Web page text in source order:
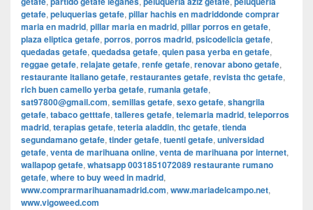
getafe, peluquerias getafe, pillar hachis en madriddonde comprar
maria en madrid, pillar maria en madrid, pillar porros en getafe,
plaza eliptica getafe, porros, porros madrid, psicodelicia getafe,
quedadas getafe, quedadsa getafe, quien pasa yerba en getafe,
reggae getafe, relajate getafe, renfe getafe, renovar abono getafe,
restaurante italiano getafe, restaurantes getafe, revista thc getafe,
rich buen camello yerba getafe, rumania getafe,
sat97800@gmail.com, semillas getafe, sexo getafe, shangrila
getafe, tabaco getttafe, talleres getafe, telemaria madrid, teleporros
madrid, terapias getafe, teteria aladdin, thc getafe, tienda
segundamano getafe, tinder getafe, tuenti getafe, universidad
getafe, venta de marihuana online, venta de marihuana por internet,
wallapop getafe, whatsapp 0031851072089 restaurante rumano
getafe, where to buy weed in madrid,
www.comprarmarihuanamadrid.com, www.mariadelcampo.net,
www.vigoweed.com